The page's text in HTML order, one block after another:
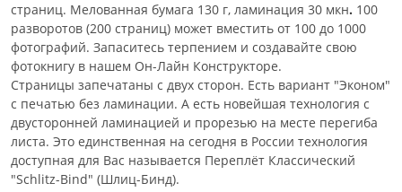
страниц. Мелованная бумага 130 г, ламинация 30 мкн. 100
разворотов (200 страниц) может вместить от 100 до 1000
фотографий. Запаситесь терпением и создавайте свою
фотокнигу в нашем Он-Лайн Конструкторе.
Страницы запечатаны с двух сторон. Есть вариант "Эконом"
с печатью без ламинации. А есть новейшая технология с
двусторонней ламинацией и прорезью на месте перегиба
листа. Это единственная на сегодня в России технология
доступная для Вас называется Переплёт Классический
"Schlitz-Bind" (Шлиц-Бинд).